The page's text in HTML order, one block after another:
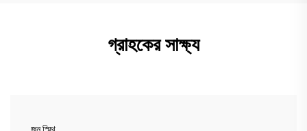
গ্রাহকের সাক্ষ্য